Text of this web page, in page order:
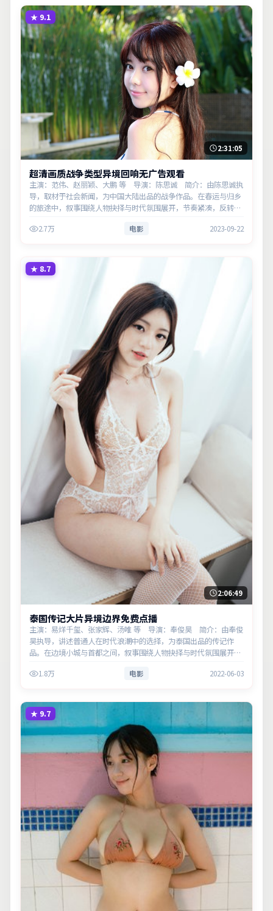
★ 9.1
2:31:05
超清画质战争类型异境回响无广告观看
主演：范伟、赵丽颖、大鹏 等 导演：陈思诚 简介：由陈思诚执
导，取材于社会新闻，为中国大陆出品的战争作品。在春运与归乡
的旅途中，叙事围绕人物抉择与时代氛围展开，节奏紧凑，反转不
2.7万 电影 2023-09-22
★ 8.7
2:06:49
泰国传记大片异境边界免费点播
主演：易烊千玺、张家辉、汤唯 等 导演：奉俊昊 简介：由奉俊
昊执导，讲述普通人在时代浪潮中的选择，为泰国出品的传记作
品。在边境小城与首都之间，叙事围绕人物抉择与时代氛围展开，
观赏性与现实意…
1.8万 电影 2022-06-03
★ 9.7